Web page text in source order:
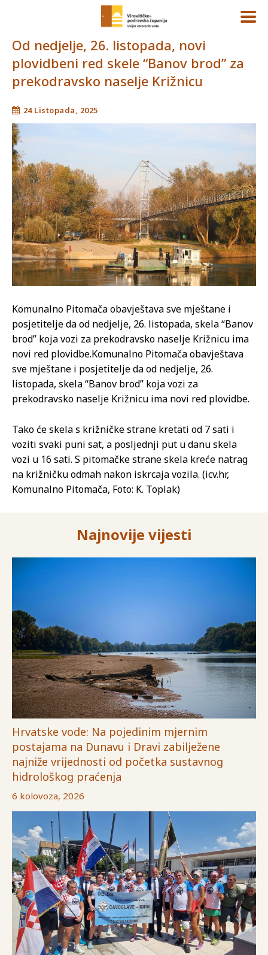
Od nedjelje, 26. listopada, novi
plovidbeni red skele “Banov brod” za
prekodravsko naselje Križnicu
24 Listopada, 2025
Komunalno Pitomača obavještava sve mještane i
posjetitelje da od nedjelje, 26. listopada, skela “Banov
brod” koja vozi za prekodravsko naselje Križnicu ima
novi red plovidbe.Komunalno Pitomača obavještava
sve mještane i posjetitelje da od nedjelje, 26.
listopada, skela “Banov brod” koja vozi za
prekodravsko naselje Križnicu ima novi red plovidbe.
Tako će skela s križničke strane kretati od 7 sati i
voziti svaki puni sat, a posljednji put u danu skela
vozi u 16 sati. S pitomačke strane skela kreće natrag
na križničku odmah nakon iskrcaja vozila. (icv.hr,
Komunalno Pitomača, Foto: K. Toplak)
Najnovije vijesti
Hrvatske vode: Na pojedinim mjernim
postajama na Dunavu i Dravi zabilježene
najniže vrijednosti od početka sustavnog
hidrološkog praćenja
6 kolovoza, 2026